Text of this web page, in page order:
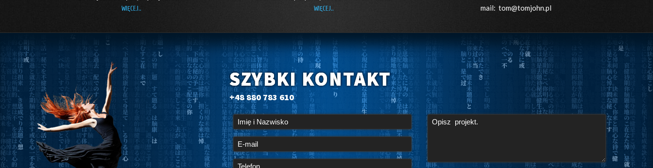
WIĘCEJ.. WIĘCEJ..
mail: tom@tomjohn.pl
SZYBKI KONTAKT
+48 880 783 610